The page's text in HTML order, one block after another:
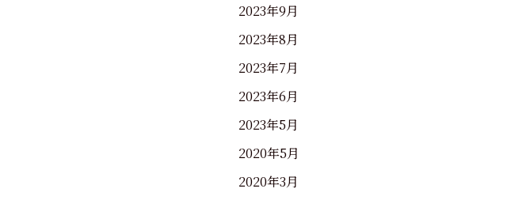
2023年9月
2023年8月
2023年7月
2023年6月
2023年5月
2020年5月
2020年3月